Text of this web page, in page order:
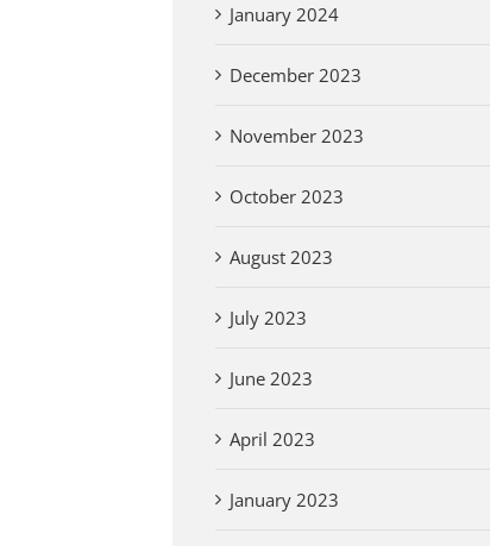
January 2024
December 2023
November 2023
October 2023
August 2023
July 2023
June 2023
April 2023
January 2023